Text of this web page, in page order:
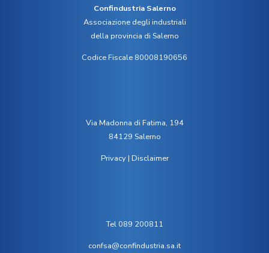
Confindustria Salerno
Associazione degli industriali
della provincia di Salerno
Codice Fiscale 80008190656
Via Madonna di Fatima, 194
84129 Salerno
Privacy| Disclaimer
Tel 089 200811
confsa@confindustria.sa.it